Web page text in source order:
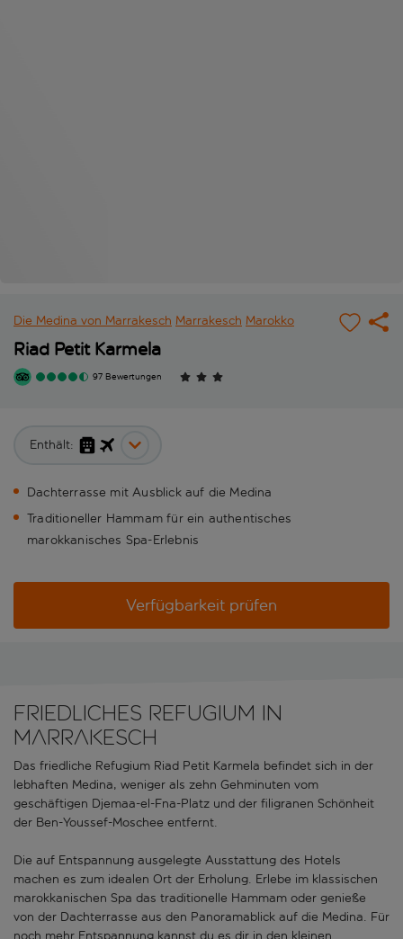
Die Medina von Marrakesch Marrakesch Marokko
Riad Petit Karmela
97 Bewertungen
Enthält:
Dachterrasse mit Ausblick auf die Medina
Traditioneller Hammam für ein authentisches
marokkanisches Spa-Erlebnis
Verfügbarkeit prüfen
Friedliches Refugium in
Marrakesch
Das friedliche Refugium Riad Petit Karmela befindet sich in der
lebhaften Medina, weniger als zehn Gehminuten vom
geschäftigen Djemaa-el-Fna-Platz und der filigranen Schönheit
der Ben-Youssef-Moschee entfernt.
Die auf Entspannung ausgelegte Ausstattung des Hotels
machen es zum idealen Ort der Erholung. Erlebe im klassischen
marokkanischen Spa das traditionelle Hammam oder genieße
von der Dachterrasse aus den Panoramablick auf die Medina. Für